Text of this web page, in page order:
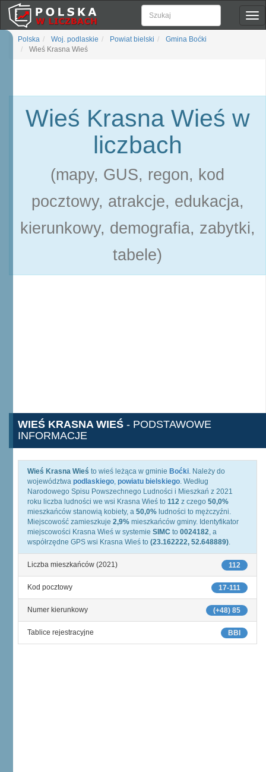
Polska Woj. podlaskie Powiat bielski
Gmina Boćki
Wieś Krasna Wieś
Wieś Krasna Wieś w
liczbach
(mapy, GUS, regon, kod
pocztowy, atrakcje, edukacja,
kierunkowy, demografia, zabytki,
tabele)
WIEŚ KRASNA WIEŚ - PODSTAWOWE
INFORMACJE
Wieś Krasna Wieś to wieś leżąca w gminie Boćki. Należy do
województwa podlaskiego, powiatu bielskiego. Według
Narodowego Spisu Powszechnego Ludności i Mieszkań z 2021
roku liczba ludności we wsi Krasna Wieś to 112 z czego 50,0%
mieszkańców stanowią kobiety, a 50,0% ludności to mężczyźni.
Miejscowość zamieszkuje 2,9% mieszkańców gminy. Identyfikator
miejscowości Krasna Wieś w systemie SIMC to 0024182, a
współrzędne GPS wsi Krasna Wieś to (23.162222, 52.648889).
112
Liczba mieszkańców (2021)
17-111
Kod pocztowy
(+48) 85
Numer kierunkowy
BBI
Tablice rejestracyjne